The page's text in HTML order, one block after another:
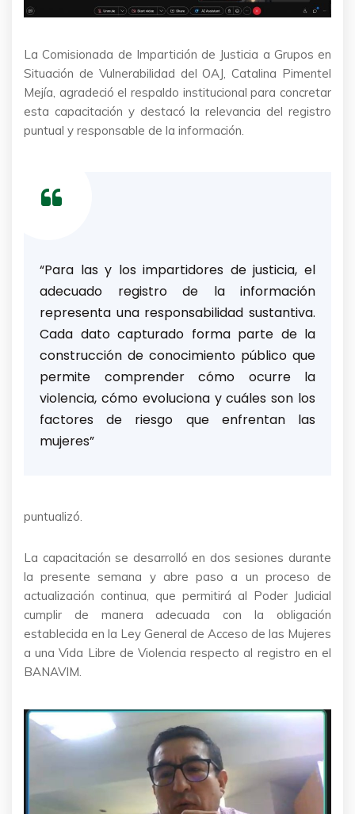
La Comisionada de Impartición de Justicia a Grupos en
Situación de Vulnerabilidad del OAJ, Catalina Pimentel
Mejía, agradeció el respaldo institucional para concretar
esta capacitación y destacó la relevancia del registro
puntual y responsable de la información.
“Para las y los impartidores de justicia, el
adecuado registro de la información
representa una responsabilidad sustantiva.
Cada dato capturado forma parte de la
construcción de conocimiento público que
permite comprender cómo ocurre la
violencia, cómo evoluciona y cuáles son los
factores de riesgo que enfrentan las
mujeres”
puntualizó.
La capacitación se desarrolló en dos sesiones durante
la presente semana y abre paso a un proceso de
actualización continua, que permitirá al Poder Judicial
cumplir de manera adecuada con la obligación
establecida en la Ley General de Acceso de las Mujeres
a una Vida Libre de Violencia respecto al registro en el
BANAVIM.